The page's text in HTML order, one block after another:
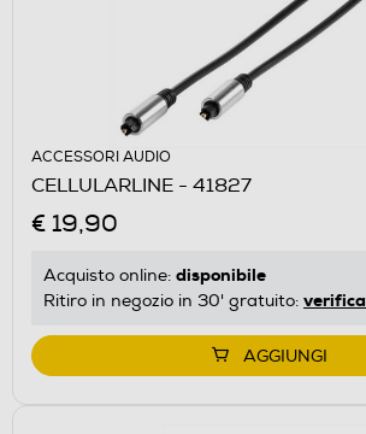
ACCESSORI AUDIO
CELLULARLINE - 41827
€ 19,90
Acquisto online: disponibile
Ritiro in negozio in 30' gratuito: verifica
AGGIUNGI